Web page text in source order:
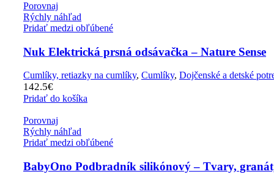
Porovnaj
Rýchly náhľad
Pridať medzi obľúbené
Nuk Elektrická prsná odsávačka – Nature Sense
Cumlíky, retiazky na cumlíky, Cumlíky, Dojčenské a detské
142.5€
Pridať do košíka
Porovnaj
Rýchly náhľad
Pridať medzi obľúbené
BabyOno Podbradník silikónový – Tvary,